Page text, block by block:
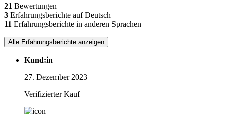
21 Bewertungen
3 Erfahrungsberichte auf Deutsch
11 Erfahrungsberichte in anderen Sprachen
Alle Erfahrungsberichte anzeigen
Kund:in
27. Dezember 2023
Verifizierter Kauf